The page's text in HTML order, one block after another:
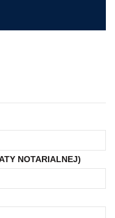
NOTARIALNEJ)